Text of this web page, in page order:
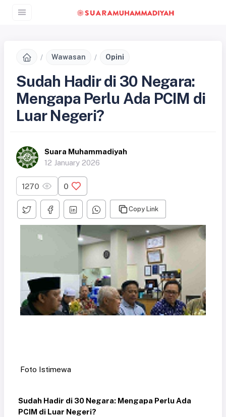
Wawasan Opini
Sudah Hadir di 30 Negara:
Mengapa Perlu Ada PCIM di
Luar Negeri?
Suara Muhammadiyah
12 January 2026
1270 0
Copy Link
Foto Istimewa
Sudah Hadir di 30 Negara: Mengapa Perlu Ada
PCIM di Luar Negeri?